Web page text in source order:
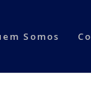
Somos